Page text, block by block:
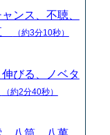
ンス、不聴、
（約3分10秒）
びる、ノベタ
（約2分40秒）